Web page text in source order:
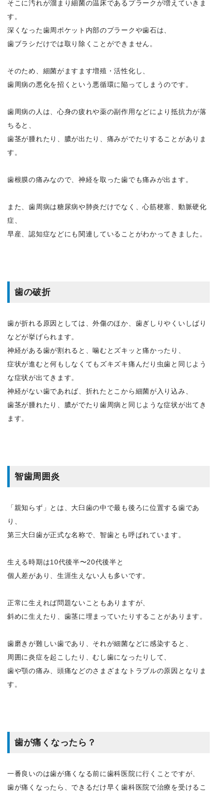
そこに汚れが溜まり細菌の温床であるプラークが増えていきま
す。
深くなった歯周ポケット内部のプラークや歯石は、
歯ブラシだけでは取り除くことができません。
そのため、細菌がますます増殖・活性化し、
歯周病の悪化を招くという悪循環に陥ってしまうのです。
歯周病の人は、心身の疲れや薬の副作用などにより抵抗力が落
ちると、
歯茎が腫れたり、膿が出たり、痛みがでたりすることがありま
す。
歯根膜の痛みなので、神経を取った歯でも痛みが出ます。
また、歯周病は糖尿病や肺炎だけでなく、心筋梗塞、動脈硬化
症、
早産、認知症などにも関連していることがわかってきました。
歯の破折
歯が折れる原因としては、外傷のほか、歯ぎしりやくいしばり
などが挙げられます。
神経がある歯が割れると、噛むとズキッと痛かったり、
症状が進むと何もしなくてもズキズキ痛んだり虫歯と同じよう
な症状が出てきます。
神経がない歯であれば、折れたとこから細菌が入り込み、
歯茎が腫れたり、膿がでたり歯周病と同じような症状が出てき
ます。
智歯周囲炎
「親知らず」とは、大臼歯の中で最も後ろに位置する歯であ
り、
第三大臼歯が正式な名称で、智歯とも呼ばれています。
生える時期は10代後半〜20代後半と
個人差があり、生涯生えない人も多いです。
正常に生えれば問題ないこともありますが、
斜めに生えたり、歯茎に埋まっていたりすることがあります。
歯磨きが難しい歯であり、それが細菌などに感染すると、
周囲に炎症を起こしたり、むし歯になったりして、
歯や顎の痛み、頭痛などのさまざまなトラブルの原因となりま
す。
歯が痛くなったら？
一番良いのは歯が痛くなる前に歯科医院に行くことですが、
歯が痛くなったら、できるだけ早く歯科医院で治療を受けるこ